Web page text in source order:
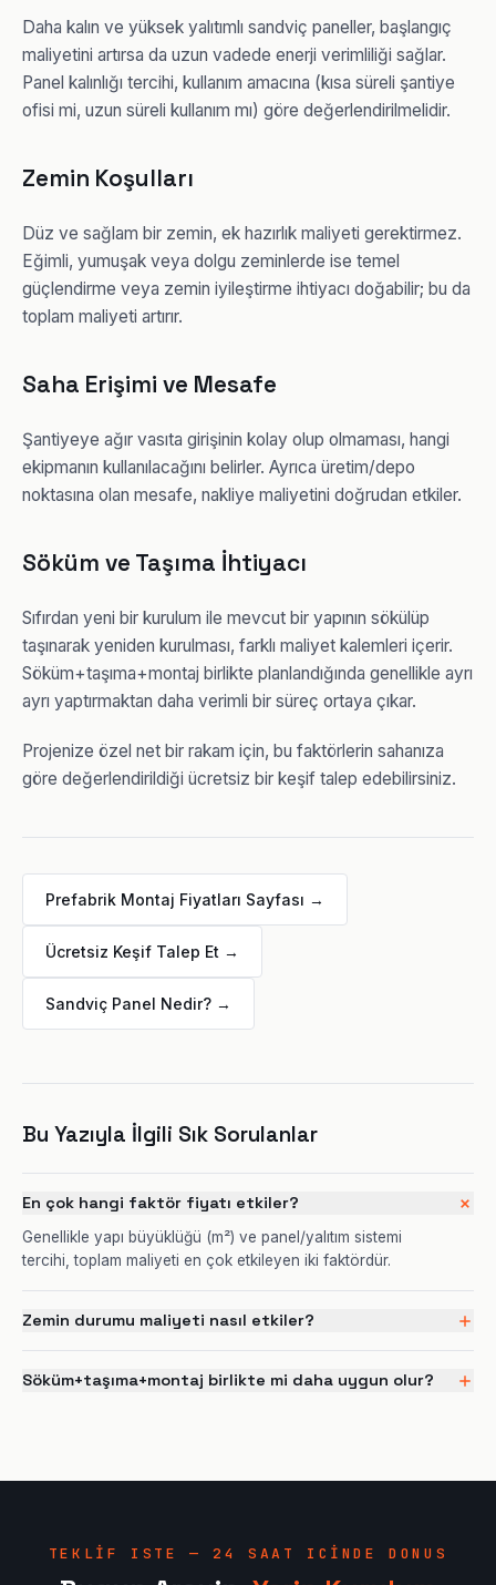
Daha kalın ve yüksek yalıtımlı sandviç paneller, başlangıç
maliyetini artırsa da uzun vadede enerji verimliliği sağlar.
Panel kalınlığı tercihi, kullanım amacına (kısa süreli şantiye
ofisi mi, uzun süreli kullanım mı) göre değerlendirilmelidir.
Zemin Koşulları
Düz ve sağlam bir zemin, ek hazırlık maliyeti gerektirmez.
Eğimli, yumuşak veya dolgu zeminlerde ise temel
güçlendirme veya zemin iyileştirme ihtiyacı doğabilir; bu da
toplam maliyeti artırır.
Saha Erişimi ve Mesafe
Şantiyeye ağır vasıta girişinin kolay olup olmaması, hangi
ekipmanın kullanılacağını belirler. Ayrıca üretim/depo
noktasına olan mesafe, nakliye maliyetini doğrudan etkiler.
Söküm ve Taşıma İhtiyacı
Sıfırdan yeni bir kurulum ile mevcut bir yapının sökülüp
taşınarak yeniden kurulması, farklı maliyet kalemleri içerir.
Söküm+taşıma+montaj birlikte planlandığında genellikle ayrı
ayrı yaptırmaktan daha verimli bir süreç ortaya çıkar.
Projenize özel net bir rakam için, bu faktörlerin sahanıza
göre değerlendirildiği ücretsiz bir keşif talep edebilirsiniz.
Prefabrik Montaj Fiyatları Sayfası →
Ücretsiz Keşif Talep Et →
Sandviç Panel Nedir? →
Bu Yazıyla İlgili Sık Sorulanlar
En çok hangi faktör fiyatı etkiler?
Genellikle yapı büyüklüğü (m²) ve panel/yalıtım sistemi
tercihi, toplam maliyeti en çok etkileyen iki faktördür.
Zemin durumu maliyeti nasıl etkiler?
Söküm+taşıma+montaj birlikte mi daha uygun olur?
TEKLIF ISTE — 24 SAAT ICINDE DONUS